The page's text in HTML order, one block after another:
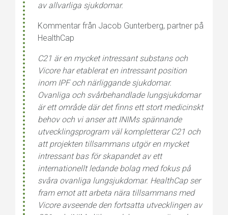
av allvarliga sjukdomar.
Kommentar från Jacob Gunterberg, partner på
HealthCap
C21 är en mycket intressant substans och
Vicore har etablerat en intressant position
inom IPF och närliggande sjukdomar.
Ovanliga och svårbehandlade lungsjukdomar
är ett område där det finns ett stort medicinskt
behov och vi anser att INIMs spännande
utvecklingsprogram väl kompletterar C21 och
att projekten tillsammans utgör en mycket
intressant bas för skapandet av ett
internationellt ledande bolag med fokus på
svåra ovanliga lungsjukdomar. HealthCap ser
fram emot att arbeta nära tillsammans med
Vicore avseende den fortsatta utvecklingen av